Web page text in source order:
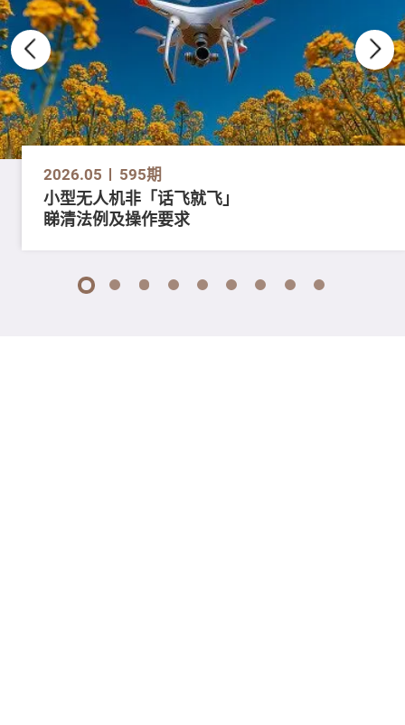
2026.05 595期
小型无人机非「话飞就飞」
睇清法例及操作要求
1 2 3 4 5 6 7 8 9